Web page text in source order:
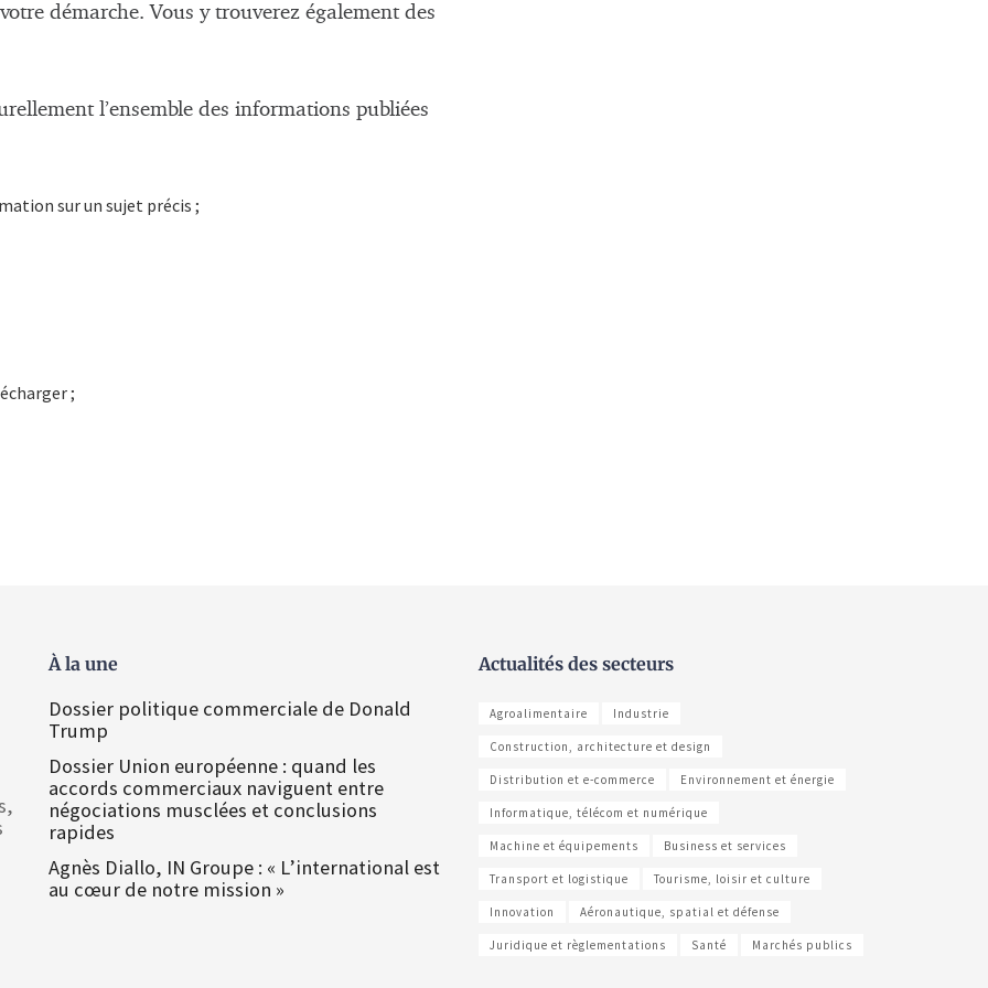
démarche. Vous y trouverez également des
l’ensemble des informations publiées
sur un sujet précis ;
;
À la une
Dossier politique commerciale de Donald
Trump
Dossier Union européenne : quand les
accords commerciaux naviguent entre
négociations musclées et conclusions
rapides
Agnès Diallo, IN Groupe : « L’international est
au cœur de notre mission »
Actualités des secteurs
Agroalimentaire Industrie
Construction, architecture et design
Distribution et e-commerce Environnement et énergie
Informatique, télécom et numérique
Machine et équipements Business et services
Transport et logistique Tourisme, loisir et culture
Innovation Aéronautique, spatial et défense
Juridique et règlementations Santé Marchés publics